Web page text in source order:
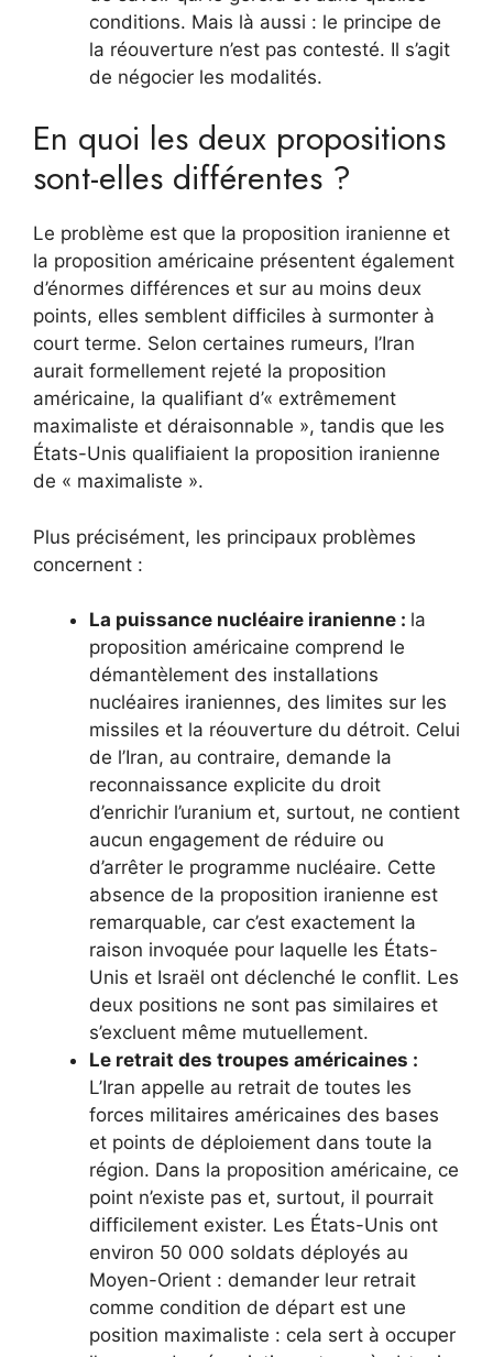
conditions. Mais là aussi : le principe de
la réouverture n’est pas contesté. Il s’agit
de négocier les modalités.
En quoi les deux propositions
sont-elles différentes ?
Le problème est que la proposition iranienne et
la proposition américaine présentent également
d’énormes différences et sur au moins deux
points, elles semblent difficiles à surmonter à
court terme. Selon certaines rumeurs, l’Iran
aurait formellement rejeté la proposition
américaine, la qualifiant d’« extrêmement
maximaliste et déraisonnable », tandis que les
États-Unis qualifiaient la proposition iranienne
de « maximaliste ».
Plus précisément, les principaux problèmes
concernent :
La puissance nucléaire iranienne : la
proposition américaine comprend le
démantèlement des installations
nucléaires iraniennes, des limites sur les
missiles et la réouverture du détroit. Celui
de l’Iran, au contraire, demande la
reconnaissance explicite du droit
d’enrichir l’uranium et, surtout, ne contient
aucun engagement de réduire ou
d’arrêter le programme nucléaire. Cette
absence de la proposition iranienne est
remarquable, car c’est exactement la
raison invoquée pour laquelle les États-
Unis et Israël ont déclenché le conflit. Les
deux positions ne sont pas similaires et
s’excluent même mutuellement.
Le retrait des troupes américaines :
L’Iran appelle au retrait de toutes les
forces militaires américaines des bases
et points de déploiement dans toute la
région. Dans la proposition américaine, ce
point n’existe pas et, surtout, il pourrait
difficilement exister. Les États-Unis ont
environ 50 000 soldats déployés au
Moyen-Orient : demander leur retrait
comme condition de départ est une
position maximaliste : cela sert à occuper